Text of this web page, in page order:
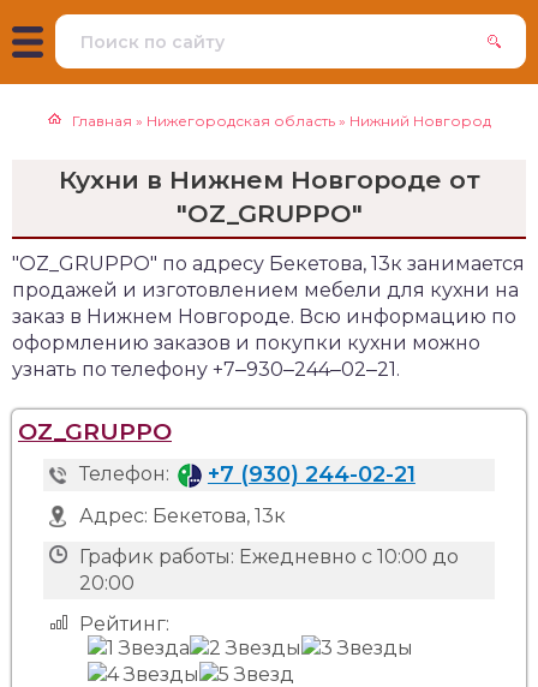
Главная » Нижегородская область » Нижний Новгород
Кухни в Нижнем Новгороде от
"OZ_GRUPPO"
"OZ_GRUPPO" по адресу Бекетова, 13к занимается
продажей и изготовлением мебели для кухни на
заказ в Нижнем Новгороде. Всю информацию по
оформлению заказов и покупки кухни можно
узнать по телефону +7‒930‒244‒02‒21.
OZ_GRUPPO
Телефон: +7 (930) 244-02-21
Адрес: Бекетова, 13к
График работы: Ежедневно с 10:00 до
20:00
Рейтинг: